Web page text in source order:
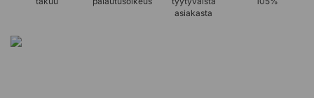
asiakasta